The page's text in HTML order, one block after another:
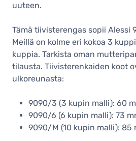
uuteen.
Tämä tiivisterengas sopii Alessi
Meillä on kolme eri kokoa 3
kuppia. Tarkista oman
tilausta. Tiivisterenkaiden koot
ulkoreunasta:
9090/3 (3 kupin malli): 60
9090/6 (6 kupin malli): 73
9090/M (10 kupin malli): 85